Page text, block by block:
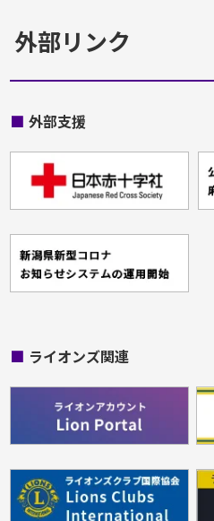
外部リンク
■ 外部支援
■ ライオンズ関連